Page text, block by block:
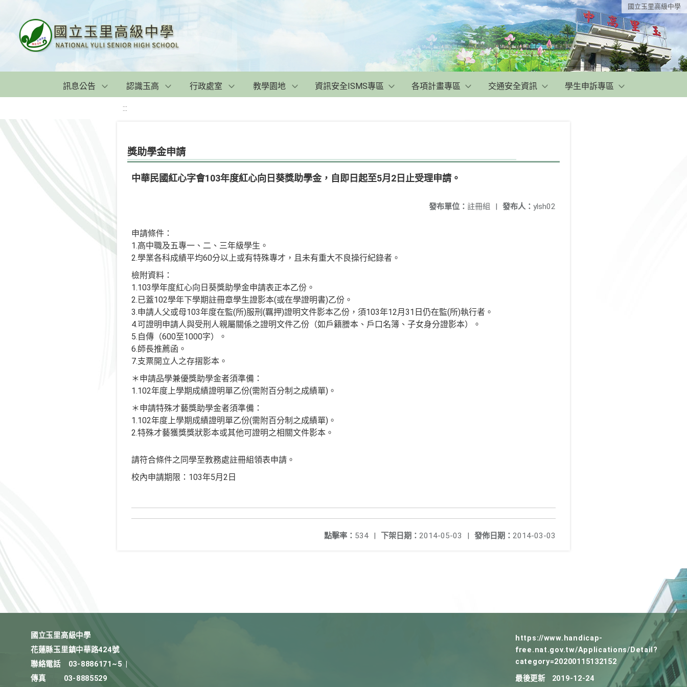
國立玉里高級中學
訊息公告 認識玉高 行政處室 教學園地 資訊安全ISMS專區 各項計畫專區 交通安全資訊 學生申訴專區
:::
獎助學金申請
中華民國紅心字會103年度紅心向日葵獎助學金，自即日起至5月2日止受理申請。
發布人： ylsh02
發布單位： 註冊組 |
申請條件：
1.高中職及五專一、二、三年級學生。
2.學業各科成績平均60分以上或有特殊專才，且未有重大不良操行紀錄者。
檢附資料：
1.103學年度紅心向日葵獎助學金申請表正本乙份。
2.已蓋102學年下學期註冊章學生證影本(或在學證明書)乙份。
3.申請人父或母103年度在監(所)服刑(羈押)證明文件影本乙份，須103年12月31日仍在監(所)執行者。
4.可證明申請人與受刑人親屬關係之證明文件乙份（如戶籍謄本、戶口名簿、子女身分證影本）。
5.自傳（600至1000字）。
6.師長推薦函。
7.支票開立人之存摺影本。
＊申請品學兼優獎助學金者須準備：
1.102年度上學期成績證明單乙份(需附百分制之成績單)。
＊申請特殊才藝獎助學金者須準備：
1.102年度上學期成績證明單乙份(需附百分制之成績單)。
2.特殊才藝獲獎獎狀影本或其他可證明之相關文件影本。
請符合條件之同學至教務處註冊組領表申請。
校內申請期限：103年5月2日
發佈日期： 2014-03-03
下架日期： 2014-05-03 |
點擊率： 534 |
國立玉里高級中學
花蓮縣玉里鎮中華路424號
聯絡電話
03-8886171~5
傳真
03-8885529
https://www.handicap-
free.nat.gov.tw/Applications/Detail?
category=20200115132152
最後更新
2019-12-24